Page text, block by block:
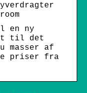
en ny
til det
masser af
priser fra